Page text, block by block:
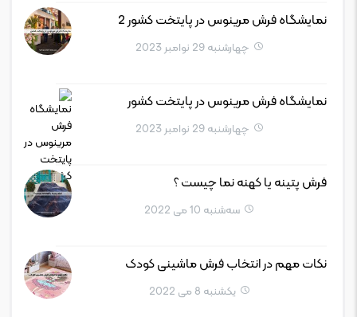
نمایشگاه فرش مرینوس در پایتخت کشور 2
چهارشنبه 29 نوامبر 2023
نمایشگاه فرش مرینوس در پایتخت کشور
چهارشنبه 29 نوامبر 2023
فرش پتینه یا کهنه نما چیست ؟
سه‌شنبه 10 می 2022
نکات مهم در انتخاب فرش ماشینی کودک
یکشنبه 8 می 2022